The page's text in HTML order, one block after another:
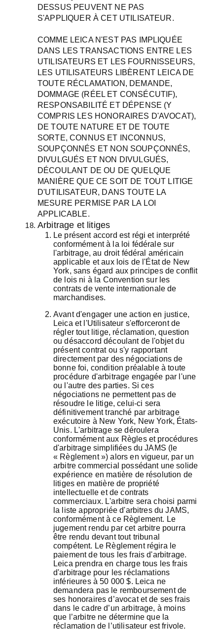
DESSUS PEUVENT NE PAS
S'APPLIQUER À CET UTILISATEUR.
COMME LEICA N'EST PAS IMPLIQUÉE
DANS LES TRANSACTIONS ENTRE LES
UTILISATEURS ET LES FOURNISSEURS,
LES UTILISATEURS LIBÈRENT LEICA DE
TOUTE RÉCLAMATION, DEMANDE,
DOMMAGE (RÉEL ET CONSÉCUTIF),
RESPONSABILITÉ ET DÉPENSE (Y
COMPRIS LES HONORAIRES D'AVOCAT),
DE TOUTE NATURE ET DE TOUTE
SORTE, CONNUS ET INCONNUS,
SOUPÇONNÉS ET NON SOUPÇONNÉS,
DIVULGUÉS ET NON DIVULGUÉS,
DÉCOULANT DE OU DE QUELQUE
MANIÈRE QUE CE SOIT DE TOUT LITIGE
D'UTILISATEUR, DANS TOUTE LA
MESURE PERMISE PAR LA LOI
APPLICABLE.
Arbitrage et litiges
Le présent accord est régi et interprété
conformément à la loi fédérale sur
l'arbitrage, au droit fédéral américain
applicable et aux lois de l'État de New
York, sans égard aux principes de conflit
de lois ni à la Convention sur les
contrats de vente internationale de
marchandises.
Avant d'engager une action en justice,
Leica et l'Utilisateur s'efforceront de
régler tout litige, réclamation, question
ou désaccord découlant de l'objet du
présent contrat ou s'y rapportant
directement par des négociations de
bonne foi, condition préalable à toute
procédure d'arbitrage engagée par l'une
ou l'autre des parties. Si ces
négociations ne permettent pas de
résoudre le litige, celui-ci sera
définitivement tranché par arbitrage
exécutoire à New York, New York, États-
Unis. L'arbitrage se déroulera
conformément aux Règles et procédures
d'arbitrage simplifiées du JAMS (le
« Règlement ») alors en vigueur, par un
arbitre commercial possédant une solide
expérience en matière de résolution de
litiges en matière de propriété
intellectuelle et de contrats
commerciaux. L'arbitre sera choisi parmi
la liste appropriée d'arbitres du JAMS,
conformément à ce Règlement. Le
jugement rendu par cet arbitre pourra
être rendu devant tout tribunal
compétent. Le Règlement régira le
paiement de tous les frais d'arbitrage.
Leica prendra en charge tous les frais
d'arbitrage pour les réclamations
inférieures à 50 000 $. Leica ne
demandera pas le remboursement de
ses honoraires d’avocat et de ses frais
dans le cadre d’un arbitrage, à moins
que l’arbitre ne détermine que la
réclamation de l’utilisateur est frivole.